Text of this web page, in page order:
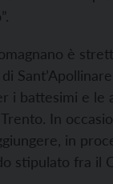
è
i battesimi e
In
in
stipulato fra il